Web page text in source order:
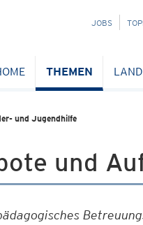
NAVIGATION
JOBS
THEMEN
und Jugendhilfe
und